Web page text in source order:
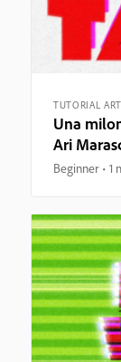
TUTORIAL
Una
Ari
Beginner 1